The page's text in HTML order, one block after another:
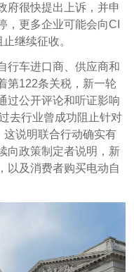
府很快提出上诉，并申
，更多企业可能会向CI
继续征收。
行车进口商、供应商和
第122条关税，新一轮
过公开评论和听证影响
去行业曾成功阻止针对
说明联合行动确实有
向政策制定者说明，新
以及消费者购买电动自